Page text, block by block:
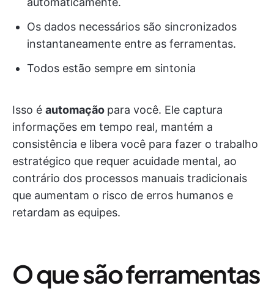
Os dados necessários são sincronizados
instantaneamente entre as ferramentas.
Todos estão sempre em sintonia
Isso é automação para você. Ele captura
informações em tempo real, mantém a
consistência e libera você para fazer o trabalho
estratégico que requer acuidade mental, ao
contrário dos processos manuais tradicionais
que aumentam o risco de erros humanos e
retardam as equipes.
O que são ferramentas